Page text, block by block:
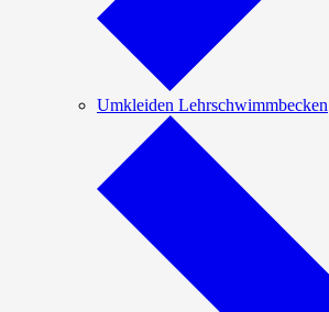
Umkleiden Lehrschwimmbecken